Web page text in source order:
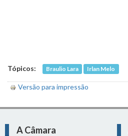
Tópicos: Braulio Lara Irlan Melo
Versão para impressão
A Câmara